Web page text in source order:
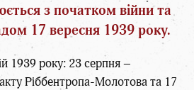
з початком війни та
17 вересня 1939 року.
1939 року: 23 серпня –
Ріббентропа-Молотова та 17